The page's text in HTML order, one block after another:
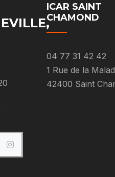
ICAR SAINT
CHAMOND
04 77 31 42 42
1 Rue de la
42400 Saint